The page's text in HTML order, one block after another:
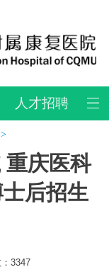
人才招聘
>
重庆医科
后招生
3347